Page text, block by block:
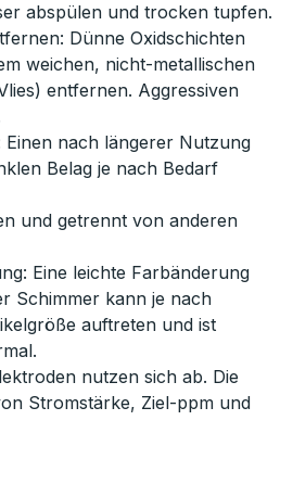
abspülen und trocken tupfen.
Dünne Oxidschichten
weichen, nicht-metallischen
entfernen. Aggressiven
Einen nach längerer Nutzung
Belag je nach Bedarf
und getrennt von anderen
Eine leichte Farbänderung
Schimmer kann je nach
auftreten und ist
nutzen sich ab. Die
Stromstärke, Ziel-ppm und